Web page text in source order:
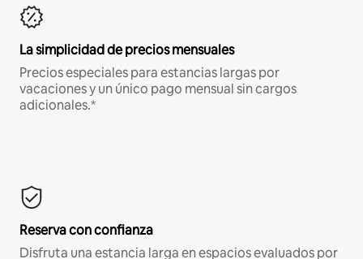
La simplicidad de precios mensuales
Precios especiales para estancias largas por
vacaciones y un único pago mensual sin cargos
adicionales.*
Reserva con confianza
Disfruta una estancia larga en espacios evaluados por